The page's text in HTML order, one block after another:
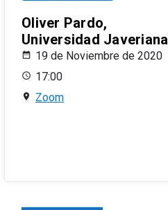
Oliver Pardo,
Universidad Javeriana
19 de Noviembre de 2020
17:00
Zoom